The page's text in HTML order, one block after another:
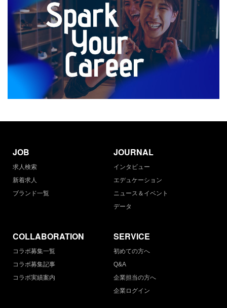
JOB
求人検索
新着求人
ブランド一覧
JOURNAL
インタビュー
エデュケーション
ニュース＆イベント
データ
COLLABORATION
コラボ募集一覧
コラボ募集記事
コラボ実績案内
SERVICE
初めての方へ
Q&A
企業担当の方へ
企業ログイン